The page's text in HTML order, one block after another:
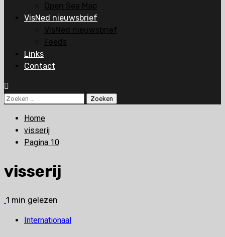
Open Sea Map
VisNed nieuwsbrief
VisNed nieuwsbrief
Feeds
Links
Contact
Zoeken
Home
visserij
Pagina 10
visserij
1 min gelezen
Internationaal